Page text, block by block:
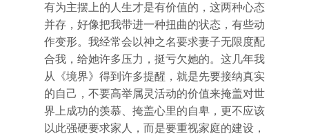
有为主摆上的人生才是有价值的，这两种心态
并存，好像把我带进一种扭曲的状态，有些动
作变形。我经常会以神之名要求妻子无限度配
合我，给她许多压力，挺亏欠她的。这几年我
从《境界》得到许多提醒，就是先要接纳真实
的自己，不要高举属灵活动的价值来掩盖对世
界上成功的羡慕、掩盖心里的自卑，更不应该
以此强硬要求家人，而是要重视家庭的建设，